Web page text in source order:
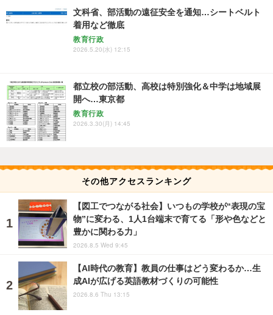
文科省、部活動の遠征安全を通知…シートベルト
着用など徹底
教育行政
2026.5.20(水) 12:15
都立校の部活動、高校は特別強化＆中学は地域展
開へ…東京都
教育行政
2026.3.30(月) 14:45
その他アクセスランキング
【図工でつながる社会】いつもの学校が“表現の宝
物”に変わる、1人1台端末で育てる「形や色などと
豊かに関わる力」
2026.8.5 Wed 9:45
【AI時代の教育】教員の仕事はどう変わるか…生
成AIが広げる英語教材づくりの可能性
2026.8.6 Thu 13:15